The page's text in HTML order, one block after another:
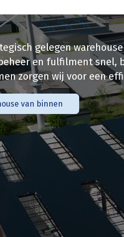
gelegen
en fulfilment snel,
zorgen wij voor een
van binnen